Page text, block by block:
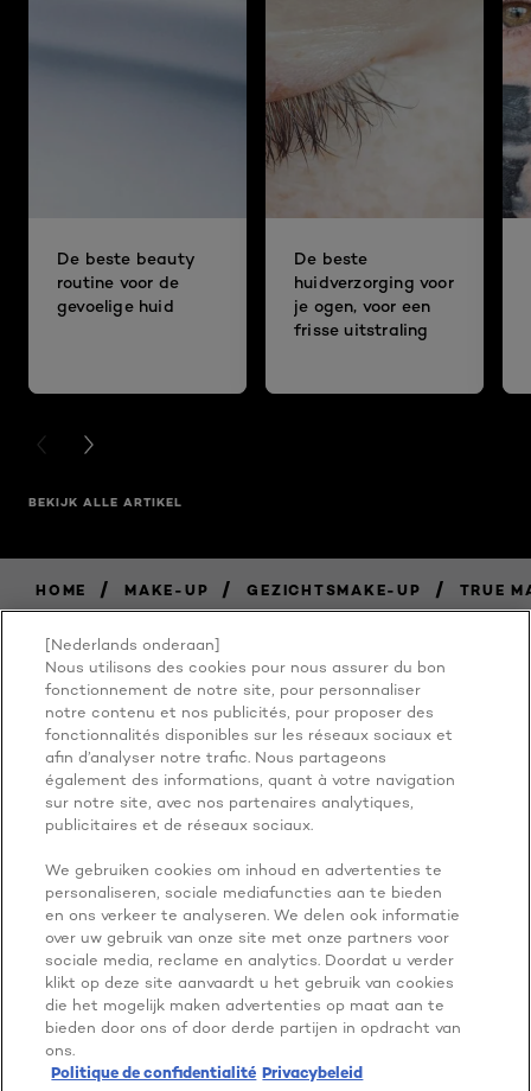
De beste beauty
routine voor de
gevoelige huid
De beste
huidverzorging voor
je ogen, voor een
frisse uitstraling
PREVIOUS CARD
NEXT CARD
BEKIJK ALLE ARTIKEL
HOME / MAKE-UP / GEZICHTSMAKE-UP / TRUE
BECAUSE
YOU'RE
WORTH IT
NOG MEER ONTDEKKEN
ADDRESS
[Nederlands onderaan]
Nous utilisons des cookies pour nous assurer du bon
fonctionnement de notre site, pour personnaliser
notre contenu et nos publicités, pour proposer des
fonctionnalités disponibles sur les réseaux sociaux et
afin d’analyser notre trafic. Nous partageons
également des informations, quant à votre navigation
sur notre site, avec nos partenaires analytiques,
publicitaires et de réseaux sociaux.
We gebruiken cookies om inhoud en advertenties te
personaliseren, sociale mediafuncties aan te bieden
en ons verkeer te analyseren. We delen ook informatie
over uw gebruik van onze site met onze partners voor
sociale media, reclame en analytics. Doordat u verder
klikt op deze site aanvaardt u het gebruik van cookies
die het mogelijk maken advertenties op maat aan te
bieden door ons of door derde partijen in opdracht van
ons.
Politique de confidentialité Privacybeleid